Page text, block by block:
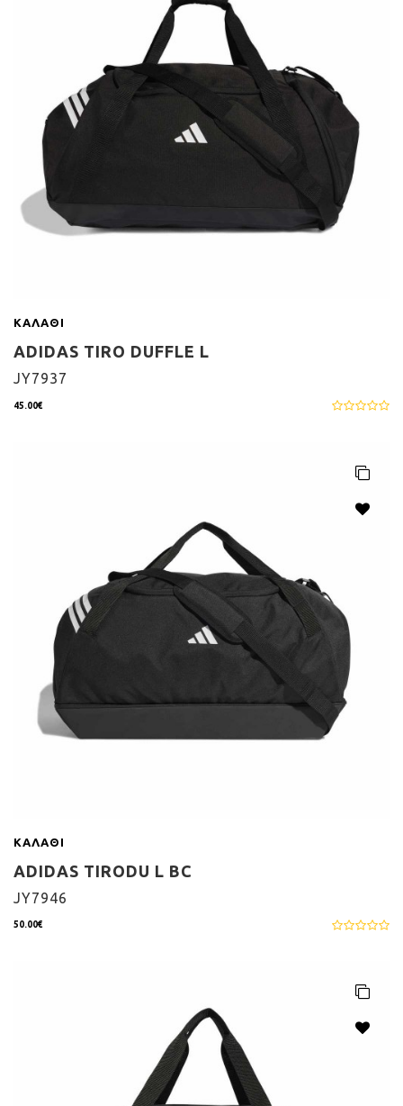
ΚΑΛΆΘΙ
ADIDAS TIRO DUFFLE L
JY7937
45.00€
ΚΑΛΆΘΙ
ADIDAS TIRODU L BC
JY7946
50.00€